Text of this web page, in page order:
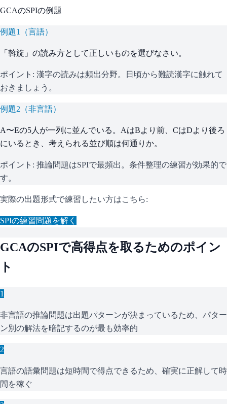
GCAのSPIの例題
例題1 （言語）
「斡旋」の読み方として正しいものを選びなさい。
ポイント: 漢字の読みは頻出分野。日頃から難読漢字に触れて
おきましょう。
例題2 （非言語）
A〜Eの5人が一列に並んでいる。AはBより前、CはDより後ろ
にいるとき、考えられる並び順は何通りか。
ポイント: 推論問題はSPIで最頻出。条件整理の練習が効果的で
す。
実際の出題形式で練習したい方はこちら:
SPIの練習問題を解く
GCAのSPIで高得点を取るためのポイン
ト
1
非言語の推論問題は出題パターンが決まっているため、パター
ン別の解法を暗記するのが最も効率的
2
言語の語彙問題は短時間で得点できるため、確実に正解して時
間を稼ぐ